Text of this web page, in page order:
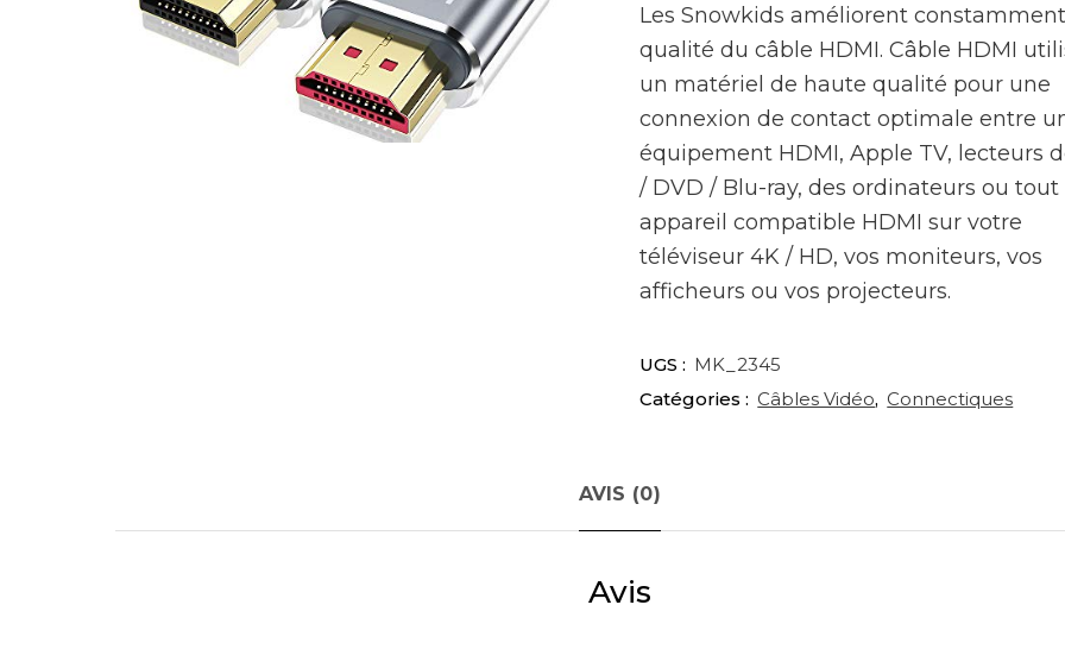
Les Snowkids améliorent
qualité du câble HDMI. Câble HDMI
un matériel de haute qualité pour une
connexion de contact optimale entre
équipement HDMI, Apple TV, lecteurs
/ DVD / Blu-ray, des ordinateurs ou
appareil compatible HDMI sur votre
téléviseur 4K / HD, vos moniteurs, vos
afficheurs ou vos projecteurs.
UGS : MK_2345
Catégories : Câbles Vidéo, Connectiques
AVIS (0)
Avis